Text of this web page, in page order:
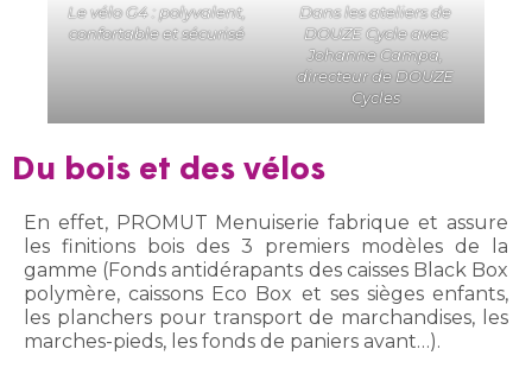
Le vélo G4 : polyvalent,
confortable et sécurisé
Dans les ateliers de
DOUZE Cycle avec
Johanne Campa,
directeur de DOUZE
Cycles
Du bois et des vélos
En effet, PROMUT Menuiserie fabrique et assure
les finitions bois des 3 premiers modèles de la
gamme (Fonds antidérapants des caisses Black Box
polymère, caissons Eco Box et ses sièges enfants,
les planchers pour transport de marchandises, les
marches-pieds, les fonds de paniers avant…).